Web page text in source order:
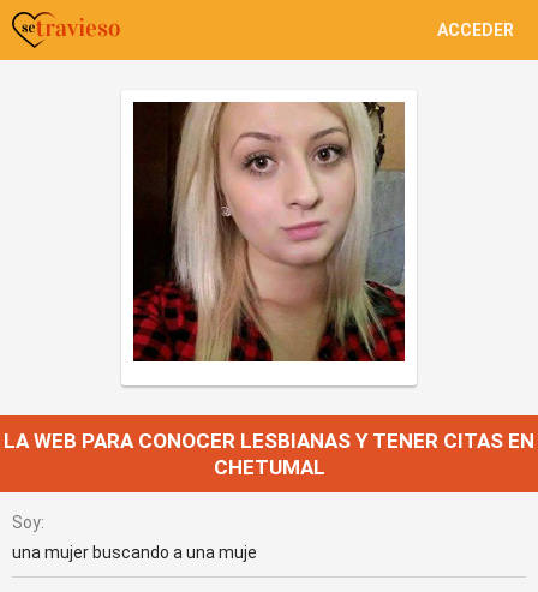
ACCEDER
LA WEB PARA CONOCER LESBIANAS Y TENER CITAS EN
CHETUMAL
Soy:
una mujer buscando a una muje